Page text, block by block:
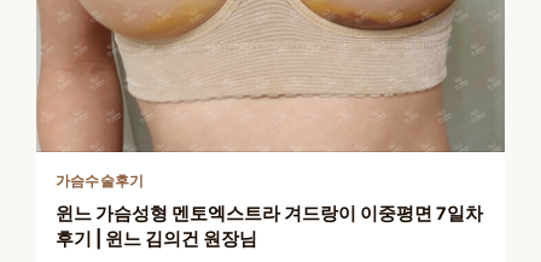
가슴수술후기
윈느 가슴성형 멘토엑스트라 겨드랑이 이중평면 7일차
후기 | 윈느 김의건 원장님